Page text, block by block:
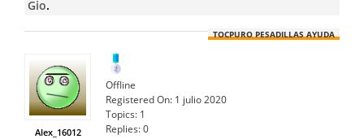
Gio.
TOCPURO PESADILLAS AYUDA
Alex_16012
Offline
Registered On: 1 julio 2020
Topics: 1
Replies:0